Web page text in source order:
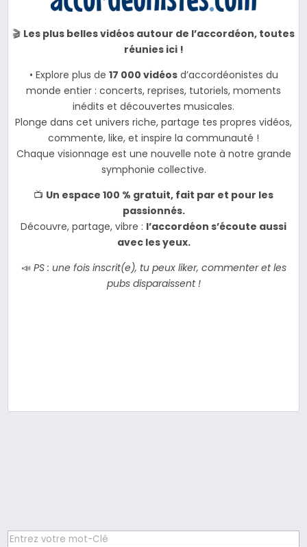
🎬 Les plus belles vidéos autour de l’accordéon, toutes
réunies ici !
• Explore plus de 17 000 vidéosd’accordéonistes du
monde entier : concerts, reprises, tutoriels, moments
inédits et découvertes musicales.
Plonge dans cet univers riche, partage tes propres vidéos,
commente, like, et inspire la communauté !
Chaque visionnage est une nouvelle note à notre grande
symphonie collective.
📺 Un espace 100 % gratuit, fait par et pour les
passionnés.
Découvre, partage, vibre : l’accordéon s’écoute aussi
avec les yeux.
📣 PS : une fois inscrit(e), tu peux liker, commenter et les
pubs disparaissent !